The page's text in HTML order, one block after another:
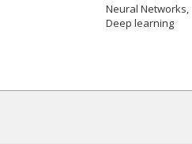
Neural Networks
Deep learning